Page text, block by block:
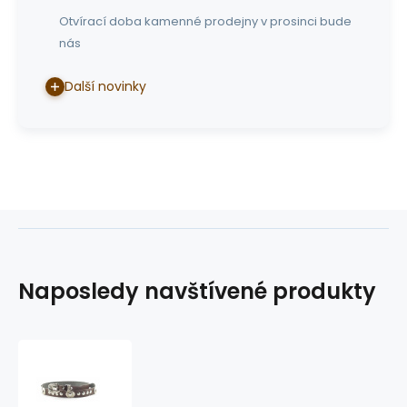
Otvírací doba kamenné prodejny v prosinci bude
nás
Další novinky
Naposledy navštívené produkty